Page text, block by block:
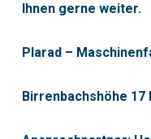
Ihnen gerne weiter.
Plarad –
Birrenbachshöhe 17